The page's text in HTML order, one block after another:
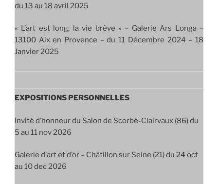
du 13 au 18 avril 2025
« L’art est long, la vie brève » – Galerie Ars Longa –
13100 Aix en Provence – du 11 Décembre 2024 – 18
Janvier 2025
EXPOSITIONS PERSONNELLES
Invité d’honneur du Salon de Scorbé-Clairvaux (86) du
5 au 11 nov 2026
Galerie d’art et d’or – Châtillon sur Seine (21) du 24 oct
au 10 dec 2026